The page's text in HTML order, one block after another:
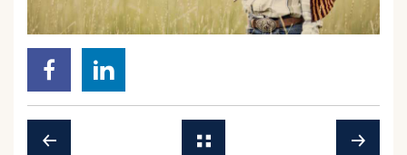
Math.-Nat. und Med. Fak.
Interfakultär
Mitarbeitende
Doktorierende
Webmail
Vorlesungsverzeichnis
MyUnifr